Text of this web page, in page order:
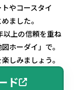
やコースタイ
ました。
以上の信頼を重ね
ホーダイ」で。
しみましょう。
ド